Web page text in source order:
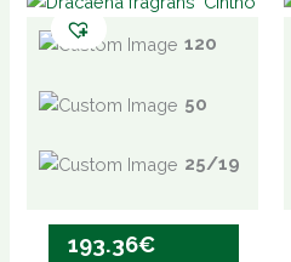
120
50
25/19
193.36€